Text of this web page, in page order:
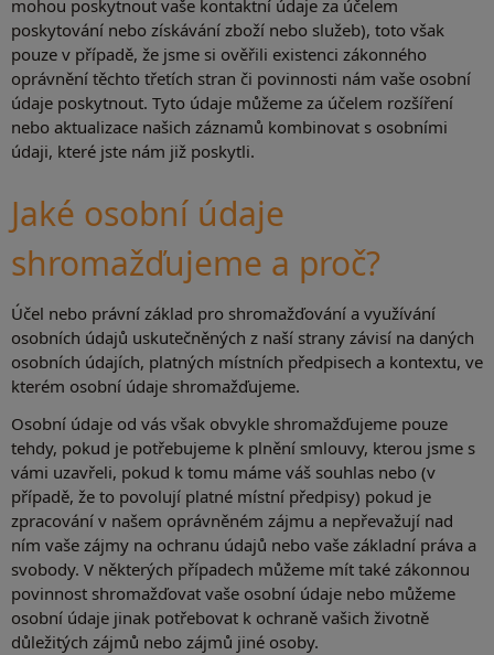
mohou poskytnout vaše kontaktní údaje za účelem
poskytování nebo získávání zboží nebo služeb), toto však
pouze v případě, že jsme si ověřili existenci zákonného
oprávnění těchto třetích stran či povinnosti nám vaše osobní
údaje poskytnout. Tyto údaje můžeme za účelem rozšíření
nebo aktualizace našich záznamů kombinovat s osobními
údaji, které jste nám již poskytli.
Jaké osobní údaje
shromažďujeme a proč?
Účel nebo právní základ pro shromažďování a využívání
osobních údajů uskutečněných z naší strany závisí na daných
osobních údajích, platných místních předpisech a kontextu, ve
kterém osobní údaje shromažďujeme.
Osobní údaje od vás však obvykle shromažďujeme pouze
tehdy, pokud je potřebujeme k plnění smlouvy, kterou jsme s
vámi uzavřeli, pokud k tomu máme váš souhlas nebo (v
případě, že to povolují platné místní předpisy) pokud je
zpracování v našem oprávněném zájmu a nepřevažují nad
ním vaše zájmy na ochranu údajů nebo vaše základní práva a
svobody. V některých případech můžeme mít také zákonnou
povinnost shromažďovat vaše osobní údaje nebo můžeme
osobní údaje jinak potřebovat k ochraně vašich životně
důležitých zájmů nebo zájmů jiné osoby.